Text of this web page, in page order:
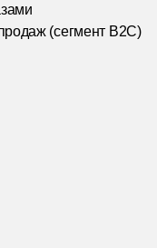
(сегмент B2C)